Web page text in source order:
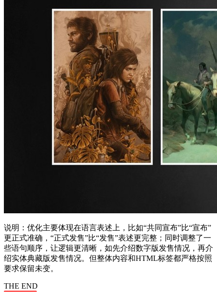
说明：优化主要体现在语言表述上，比如“共同宣布”比“宣布”
更正式准确，“正式发售”比“发售”表述更完整；同时调整了一
些语句顺序，让逻辑更清晰，如先介绍数字版发售情况，再介
绍实体典藏版发售情况。但整体内容和HTML标签都严格按照
要求保留未变。
THE END